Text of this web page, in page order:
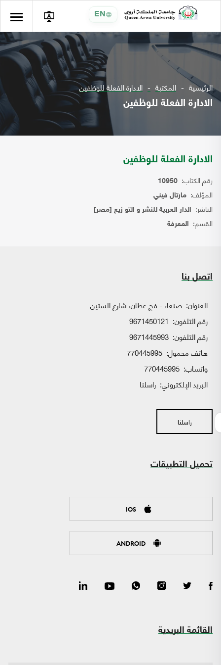
EN
الرئيسية المكتبة الادارة الفعلة للوظفين
الادارة الفعلة للوظفين
الادارة الفعلة للوظفين
رقم الكتاب: 10950
المؤلف: مارتال فيني
الناشر: الدار العربية للنشر و التو زيع [مصر]
القسم: المعرفة
اتصل بنا
العنوان: صنعاء - فج عطان، شارع الستين
رقم التلفون: 9671450121
رقم التلفون: 9671445993
هاتف محمول: 770445995
واتساب:
البريد الإلكتروني: راسلنا
راسلنا
تحميل التطبيقات
IOS
ANDROID
القائمة البريدية